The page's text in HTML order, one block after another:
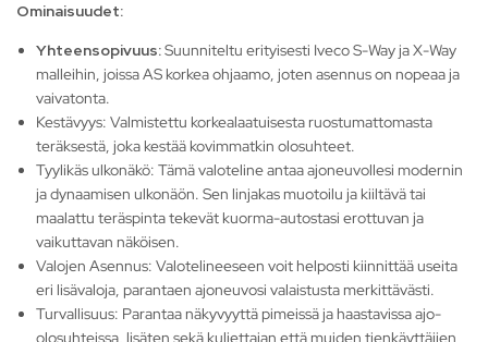
Ominaisuudet:
Yhteensopivuus:Suunniteltu erityisesti Iveco S-Way ja X-Way
malleihin, joissa AS korkea ohjaamo, joten asennus on nopeaa ja
vaivatonta.
Kestävyys:Valmistettu korkealaatuisesta ruostumattomasta
teräksestä, joka kestää kovimmatkin olosuhteet.
Tyylikäs ulkonäkö: Tämä valoteline antaa ajoneuvollesi modernin
ja dynaamisen ulkonäön. Sen linjakas muotoilu ja kiiltävä tai
maalattu teräspinta tekevät kuorma-autostasi erottuvan ja
vaikuttavan näköisen.
Valojen Asennus:Valotelineeseen voit helposti kiinnittää useita
eri lisävaloja, parantaen ajoneuvosi valaistusta merkittävästi.
Turvallisuus: Parantaa näkyvyyttä pimeissä ja haastavissa ajo-
olosuhteissa, lisäten sekä kuljettajan että muiden tienkäyttäjien